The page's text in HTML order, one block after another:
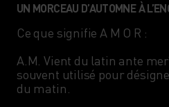
UN MORCEAU D’AUTOMNE À
Ce que signifie A M O R :
A.M. Vient du latin ante
souvent utilisé pour
du matin.